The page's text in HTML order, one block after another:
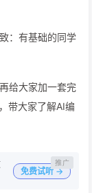
：有基础的同学
给大家加一套完
带大家了解AI编
免费试听 →